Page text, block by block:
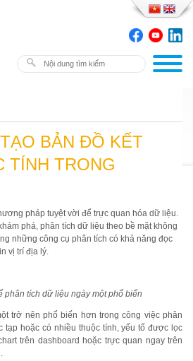
BẢN ĐỒ KẾT
TÍNH TRONG
pháp tuyệt vời để trực quan hóa dữ liệu.
phá, phân tích dữ liệu theo bề mặt không
những công cụ phân tích có khả năng đọc
vị trí địa lý.
phân tích dữ liệu ngày một phổ biến
trở nên phổ biến hơn trong công việc phân
hoặc có nhiều thuộc tính, yếu tố được lọc
trên dashboard hoặc trực quan ngay trên